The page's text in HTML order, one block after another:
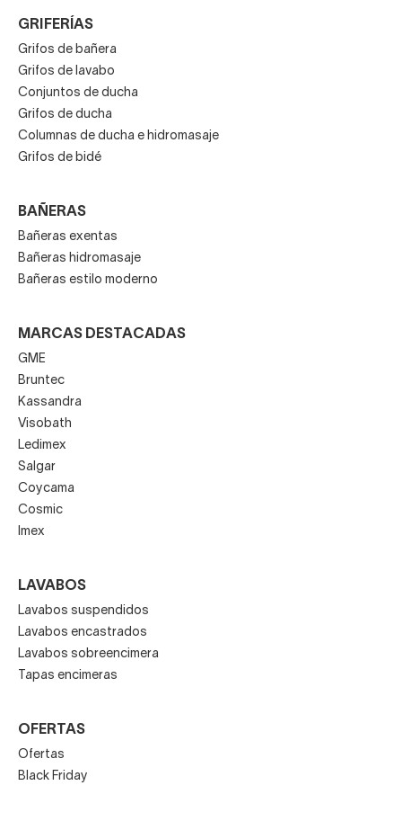
GRIFERÍAS
Grifos de bañera
Grifos de lavabo
Conjuntos de ducha
Grifos de ducha
Columnas de ducha e hidromasaje
Grifos de bidé
BAÑERAS
Bañeras exentas
Bañeras hidromasaje
Bañeras estilo moderno
MARCAS DESTACADAS
GME
Bruntec
Kassandra
Visobath
Ledimex
Salgar
Coycama
Cosmic
Imex
LAVABOS
Lavabos suspendidos
Lavabos encastrados
Lavabos sobreencimera
Tapas encimeras
OFERTAS
Ofertas
Black Friday